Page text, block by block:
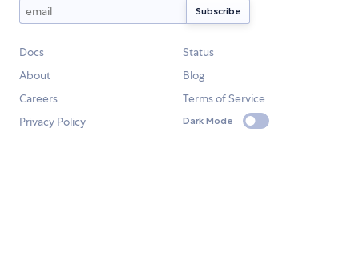
Docs
Status
About
Blog
Careers
Terms of Service
Privacy Policy
Dark Mode